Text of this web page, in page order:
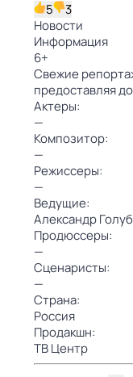
5
3
Новости
Информация
6+
Свежие
предоставляя
Актеры:
—
Композитор:
—
Режиссеры:
—
Ведущие:
Александр
Продюссеры:
—
Сценаристы:
—
Страна:
Россия
Продакшн:
ТВ Центр